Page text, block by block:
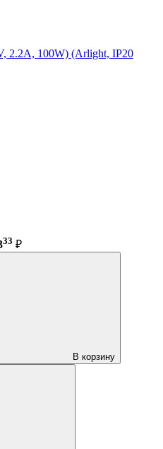
2.2A, 100W) (Arlight, IP20
33 ₽
В корзину